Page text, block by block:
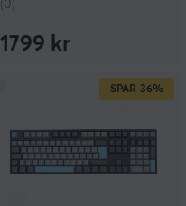
(0)
1799 kr
SPAR 36%